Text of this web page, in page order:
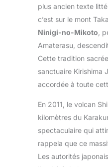
plus ancien texte
c’est sur le mont
Ninigi-no-Mikoto ,
Amaterasu,
Cette tradition
sanctuaire Kirishima
accordée à toute
En 2011, le volcan
kilomètres du
spectaculaire qui
rappela que ce
Les autorités